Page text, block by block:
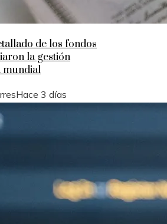
de los fondos
la gestión
mundial
Hace 3 días